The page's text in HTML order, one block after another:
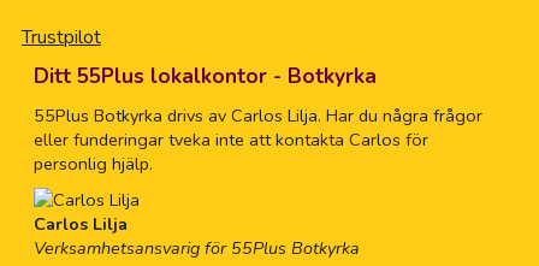
Trustpilot
Ditt 55Plus lokalkontor - Botkyrka
55Plus Botkyrka drivs av Carlos Lilja. Har du några frågor
eller funderingar tveka inte att kontakta Carlos för
personlig hjälp.
Carlos Lilja
Verksamhetsansvarig för 55Plus Botkyrka